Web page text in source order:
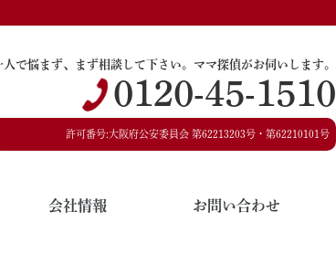
人で悩まず、まず相談して下さい。 ママ探偵がお伺いします。
0120-45-1510
許可番号:大阪府公安委員会 第62213203号・第62210101号
会社情報 お問い合わせ